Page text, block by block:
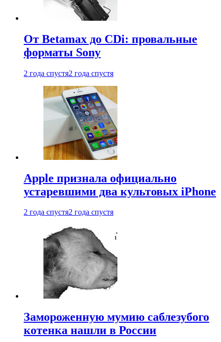
От Betamax до CDi: провальные
форматы Sony
2 года спустя2 года спустя
Apple признала официально
устаревшими два культовых iPhone
2 года спустя2 года спустя
Замороженную мумию саблезубого
котенка нашли в России